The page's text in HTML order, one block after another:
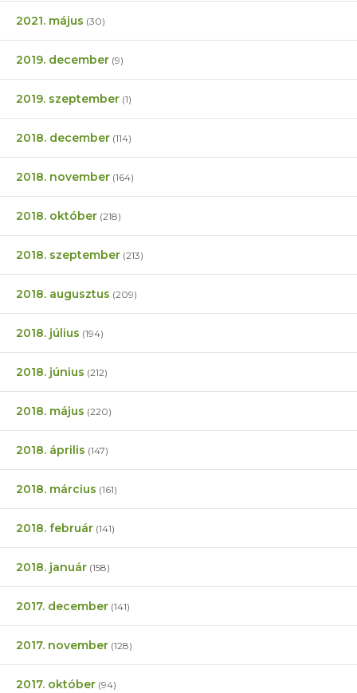
2021. május (30)
2019. december (9)
2019. szeptember (1)
2018. december (114)
2018. november (164)
2018. október (218)
2018. szeptember (213)
2018. augusztus (209)
2018. július (194)
2018. június (212)
2018. május (220)
2018. április (147)
2018. március (161)
2018. február (141)
2018. január (158)
2017. december (141)
2017. november (128)
2017. október (94)